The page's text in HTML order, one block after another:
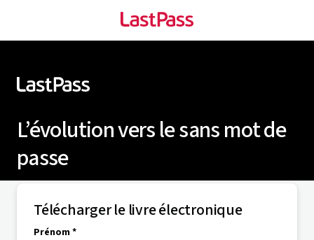
L’évolution vers le sans mot de
passe
Télécharger le livre électronique
Prénom *